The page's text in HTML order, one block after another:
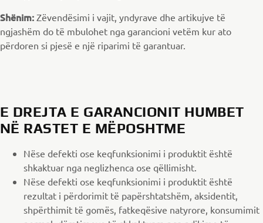
Shënim: Zëvendësimi i vajit, yndyrave dhe artikujve të
ngjashëm do të mbulohet nga garancioni vetëm kur ato
përdoren si pjesë e një riparimi të garantuar.
E DREJTA E GARANCIONIT HUMBET
NË RASTET E MËPOSHTME
Nëse defekti ose keqfunksionimi i produktit është
shkaktuar nga neglizhenca ose qëllimisht.
Nëse defekti ose keqfunksionimi i produktit është
rezultat i përdorimit të papërshtatshëm, aksidentit,
shpërthimit të gomës, fatkeqësive natyrore, konsumimit